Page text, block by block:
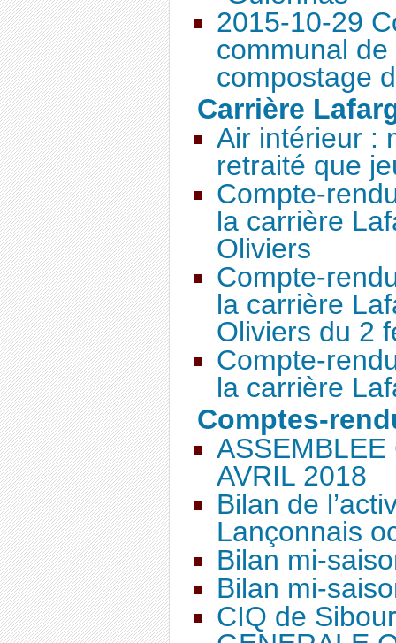
2015-10-29
communal
compostage
Carrière
Air intérieur :
retraité que
Compte-
la carrière
Oliviers
Compte-
la carrière
Oliviers du 2
Compte-
la carrière
Comptes-
AVRIL 2018
Bilan de
Lançonnais
Bilan mi-
Bilan mi-
CIQ de